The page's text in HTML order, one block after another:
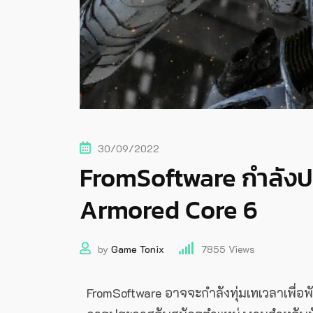
30/09/2022
FromSoftware กำลัง
Armored Core 6
by Game Tonix 7855 Views
FromSoftware อาจจะกำลังทุ่มเทเวลาเ